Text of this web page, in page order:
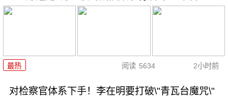
最热 阅读 5634 2小时前
对检察官体系下手！李在明要打破\"青瓦台魔咒\"